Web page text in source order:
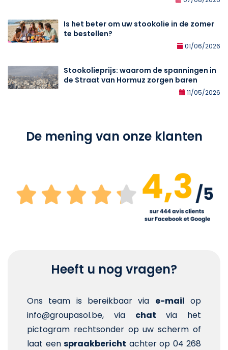
Is het beter om uw stookolie in de zomer
te bestellen?
01/06/2026
Stookolieprijs: waarom de spanningen in
de Straat van Hormuz zorgen baren
11/05/2026
De mening van onze klanten
Heeft u nog vragen?
Ons team is bereikbaar via e-mail op
info@groupasol.be, via chat via het
pictogram rechtsonder op uw scherm of
laat een spraakbericht achter op 04 268